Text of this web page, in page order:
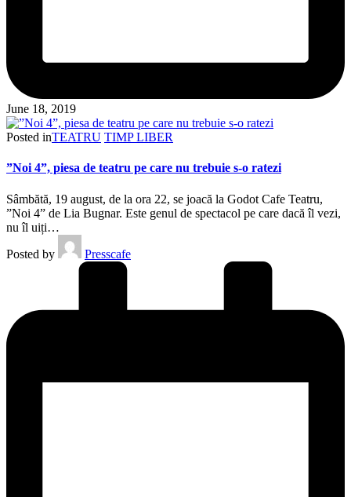
June 18, 2019
Posted inTEATRU TIMP LIBER
”Noi 4”, piesa de teatru pe care nu trebuie s-o ratezi
Sâmbătă, 19 august, de la ora 22, se joacă la Godot Cafe Teatru,
”Noi 4” de Lia Bugnar. Este genul de spectacol pe care dacă îl vezi,
nu îl uiți…
Posted by
Presscafe